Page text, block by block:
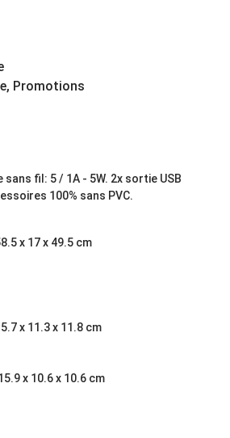
Promotions
sans fil: 5 / 1A - 5W. 2x sortie USB
100% sans PVC.
x 17 x 49.5 cm
x 11.3 x 11.8 cm
x 10.6 x 10.6 cm